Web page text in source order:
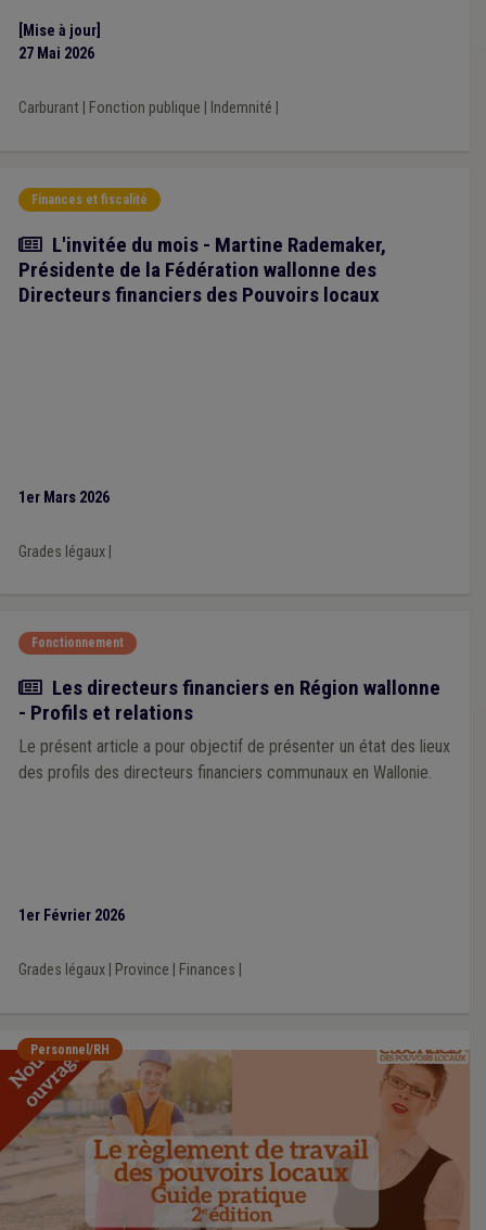
[Mise à jour]
27 Mai 2026
Carburant| Fonction publique Indemnité
Finances et fiscalité
Article
L'invitée du mois - Martine Rademaker,
Présidente de la Fédération wallonne des
Directeurs financiers des Pouvoirs locaux
1er Mars 2026
Grades légaux|
Fonctionnement
Article
Les directeurs financiers en Région wallonne
- Profils et relations
Le présent article a pour objectif de présenter un état des lieux
des profils des directeurs financiers communaux en Wallonie.
1er Février 2026
Grades légaux| Province Finances
Personnel/RH